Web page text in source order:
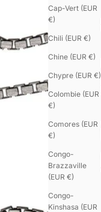
Cap-Vert (EUR
€)
Chili (EUR €)
Chine (EUR €)
Chypre (EUR €)
Colombie (EUR
€)
Comores (EUR
€)
Congo-
Brazzaville
(EUR €)
Congo-
Kinshasa (EUR